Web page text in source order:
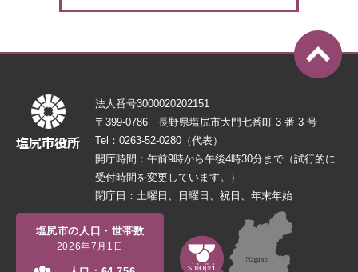
法人番号3000020202151
〒399-0786 長野県塩尻市大門七番町 3 番 3 号
Tel：0263-52-0280（代表）
開庁時間：午前9時から午後4時30分まで（試行的に
受付時間を変更しています。）
閉庁日：土曜日、日曜日、祝日、年末年始
塩尻市の人口・世帯数
2026年7月1日